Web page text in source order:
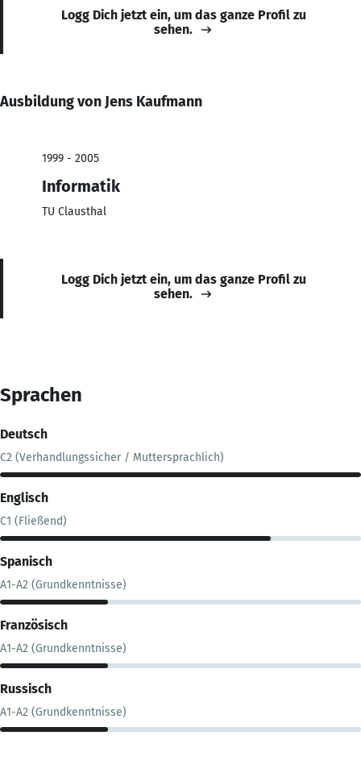
Logg Dich jetzt ein, um das ganze Profil zu
sehen.
Ausbildung von Jens Kaufmann
1999 - 2005
Informatik
TU Clausthal
Logg Dich jetzt ein, um das ganze Profil zu
sehen.
Sprachen
Deutsch
C2 (Verhandlungssicher / Muttersprachlich)
Englisch
C1 (Fließend)
Spanisch
A1-A2 (Grundkenntnisse)
Französisch
A1-A2 (Grundkenntnisse)
Russisch
A1-A2 (Grundkenntnisse)